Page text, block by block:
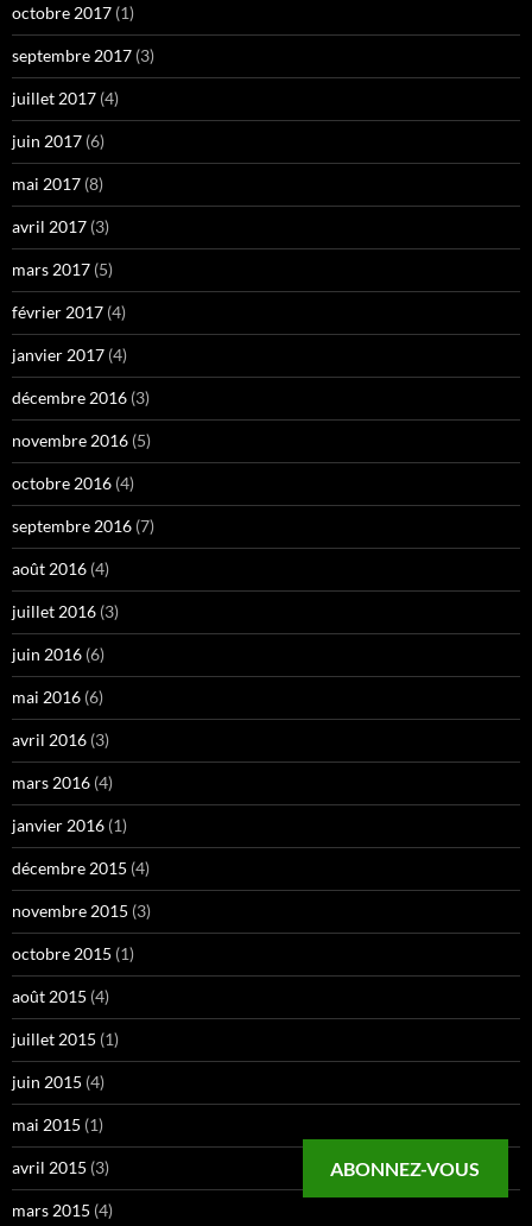
octobre 2017 (1)
septembre 2017 (3)
juillet 2017 (4)
juin 2017 (6)
mai 2017 (8)
avril 2017 (3)
mars 2017 (5)
février 2017 (4)
janvier 2017 (4)
décembre 2016 (3)
novembre 2016 (5)
octobre 2016 (4)
septembre 2016 (7)
août 2016 (4)
juillet 2016 (3)
juin 2016 (6)
mai 2016 (6)
avril 2016 (3)
mars 2016 (4)
janvier 2016 (1)
décembre 2015 (4)
novembre 2015 (3)
octobre 2015 (1)
août 2015 (4)
juillet 2015 (1)
juin 2015 (4)
mai 2015 (1)
avril 2015 (3)
mars 2015 (4)
ABONNEZ-VOUS